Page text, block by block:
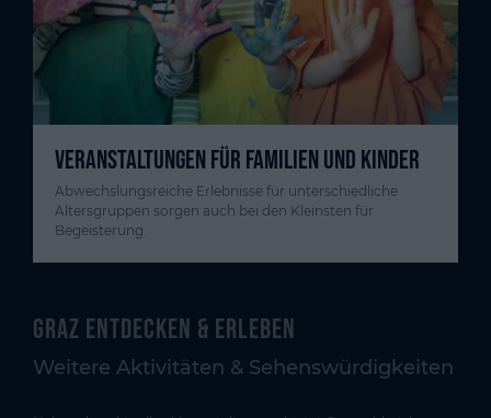
VERANSTALTUNGEN FÜR FAMILIEN UND KINDER
Abwechslungsreiche Erlebnisse für unterschiedliche
Altersgruppen sorgen auch bei den Kleinsten für
Begeisterung.
Graz entdecken & erleben
Weitere Aktivitäten & Sehenswürdigkeiten